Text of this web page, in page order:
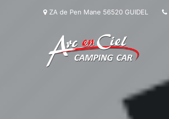
ZA de Pen Mane 56520 GUIDEL
Navigation principale